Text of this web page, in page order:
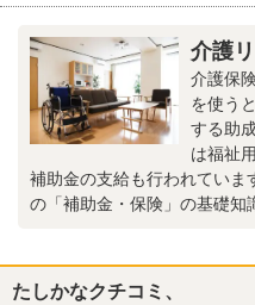
介護
介護保
を使う
する助
は福祉
補助金の支給も行われていま
の「補助金・保険」の基礎知
たしかなクチコミ、